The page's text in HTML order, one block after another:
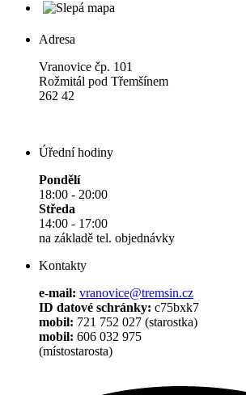
Adresa
Vranovice čp. 101
Rožmitál pod Třemšínem
262 42
Úřední hodiny
Pondělí
18:00 - 20:00
Středa
14:00 - 17:00
na základě tel. objednávky
Kontakty
e-mail: vranovice@tremsin.cz
ID datové schránky: c75bxk7
mobil: 721 752 027 (starostka)
mobil: 606 032 975
(místostarosta)